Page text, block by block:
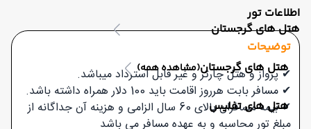
هتل های گرجستان
هتل های گرجستان(مشاهده همه)
هتل های تفلیس
اطلاعات تور
توضیحات
✔ پرواز و هتل چارتر و غیر قابل استرداد میباشد.
✔ مسافر بابت هرروز اقامت باید 100 دلار همراه داشته باشد.
✔ بیمه مسافران بالای 60 سال الزامی و هزینه آن جداگانه از
مبلغ تور محاسبه و به عهده مسافر می باشد